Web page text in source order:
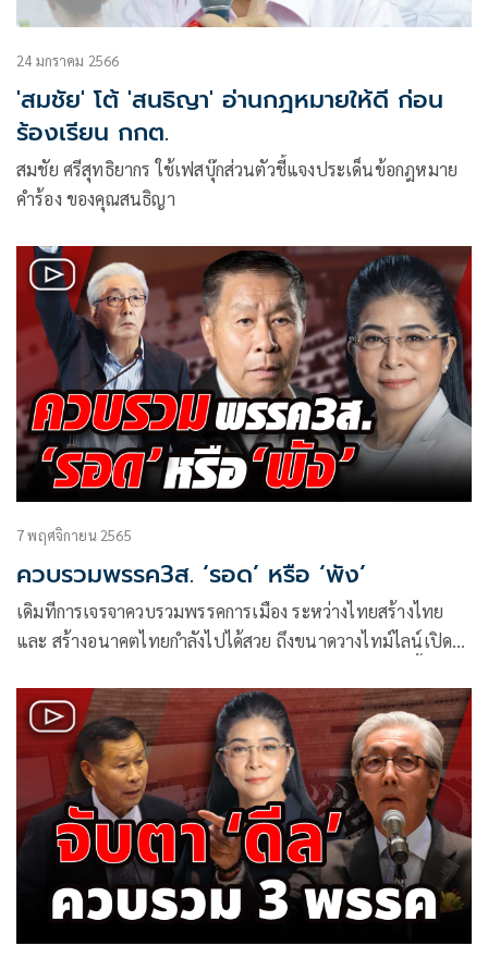
24 มกราคม 2566
'สมชัย' โต้ 'สนธิญา' อ่านกฎหมายให้ดี ก่อน
ร้องเรียน กกต.
สมชัย ศรีสุทธิยากร ใช้เฟสบุ๊กส่วนตัวชี้แจงประเด็นข้อกฎหมาย
คำร้อง ของคุณสนธิญา
7 พฤศจิกายน 2565
ควบรวมพรรค3ส. ‘รอด’ หรือ ‘พัง’
เดิมทีการเจรจาควบรวมพรรคการเมือง ระหว่างไทยสร้างไทย
และ สร้างอนาคตไทยกำลังไปได้สวย ถึงขนาดวางไทม์ไลน์เปิด